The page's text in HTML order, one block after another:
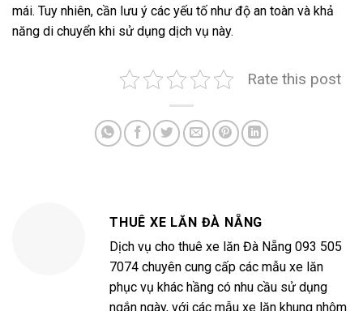
mái. Tuy nhiên, cần lưu ý các yếu tố như độ an toàn và khả
năng di chuyển khi sử dụng dịch vụ này.
Rate this post
THUÊ XE LĂN ĐÀ NẴNG
Dịch vụ cho thuê xe lăn Đà Nẵng 093 505
7074 chuyên cung cấp các mẫu xe lăn
phục vụ khác hầng có nhu cầu sử dụng
ngắn ngày, với các mẫu xe lăn khung nhôm